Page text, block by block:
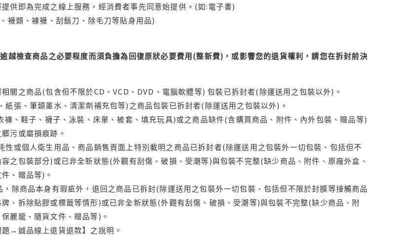
供即為完成之線上服務，經消費者事先同意始提供。(如:電子書)
襪類、褲襪、刮鬍刀、除毛刀等貼身用品)
越檢查商品之必要程度而須負擔為回復原狀必要費用(整新費)，或影響您的退貨權利，請您在拆封前決
關之商品(包含但不限於CD、VCD、DVD、電腦軟體等) 包裝已拆封者(除運送用之包裝以外)。
張、筆類墨水、清潔劑補充包等)之商品包裝已拆封者(除運送用之包裝以外)。
、鞋子、襪子、泳裝、床單、被套、填充玩具)或之商品缺件(含購買商品、附件、內外包裝、贈品等)
污或磨損痕跡。
或個人衛生用品、商品銷售頁面上特別載明之商品已拆封者(除運送用之包裝外一切包裝、包括但不
之包裝部分)或已非全新狀態(外觀有刮傷、破損、受潮等)與包裝不完整(缺少商品、附件、原廠外盒、
、贈品等)。
除商品本身有瑕疵外，退回之商品已拆封(除運送用之包裝外一切包裝、包括但不限於封膜等接觸商品
、拆除貼膠或標籤等情形)或已非全新狀態(外觀有刮傷、破損、受潮等)與包裝不完整(缺少商品、附
麗龍、隨貨文件、贈品等)。
→誠品線上退貨退款】之說明。